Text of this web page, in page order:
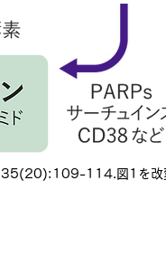
114.図1を改